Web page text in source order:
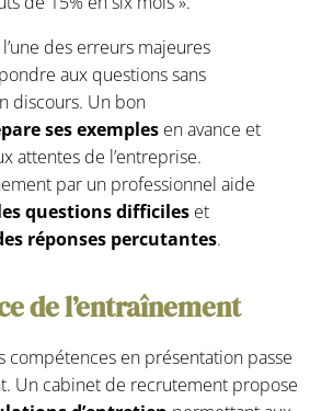
des erreurs majeures
aux questions sans
discours. Un bon
ses exemplesen avance et
attentes de l’entreprise.
par un professionnel aide
questions difficileset
réponses percutantes.
de l’entraînement
compétences en présentation passe
Un cabinet de recrutement propose